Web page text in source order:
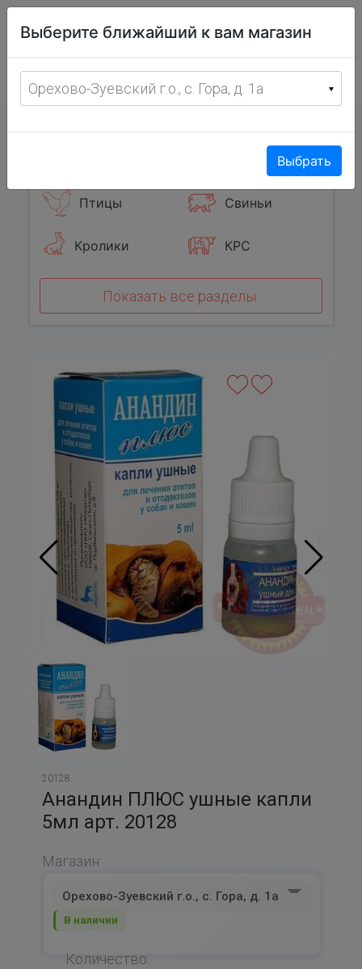
фермерских
товаров
с 8:00 до 19:00 ежедневно
Птицы Свиньи
Кролики КРС
Показать все разделы
20128
Анандин ПЛЮС ушные капли
5мл арт. 20128
Магазин:
Орехово-Зуевский г.о., с. Гора, д. 1а
В наличии
Количество:
Выберите ближайший к вам магазин
Орехово-Зуевский г.о., с. Гора, д. 1а
Выбрать